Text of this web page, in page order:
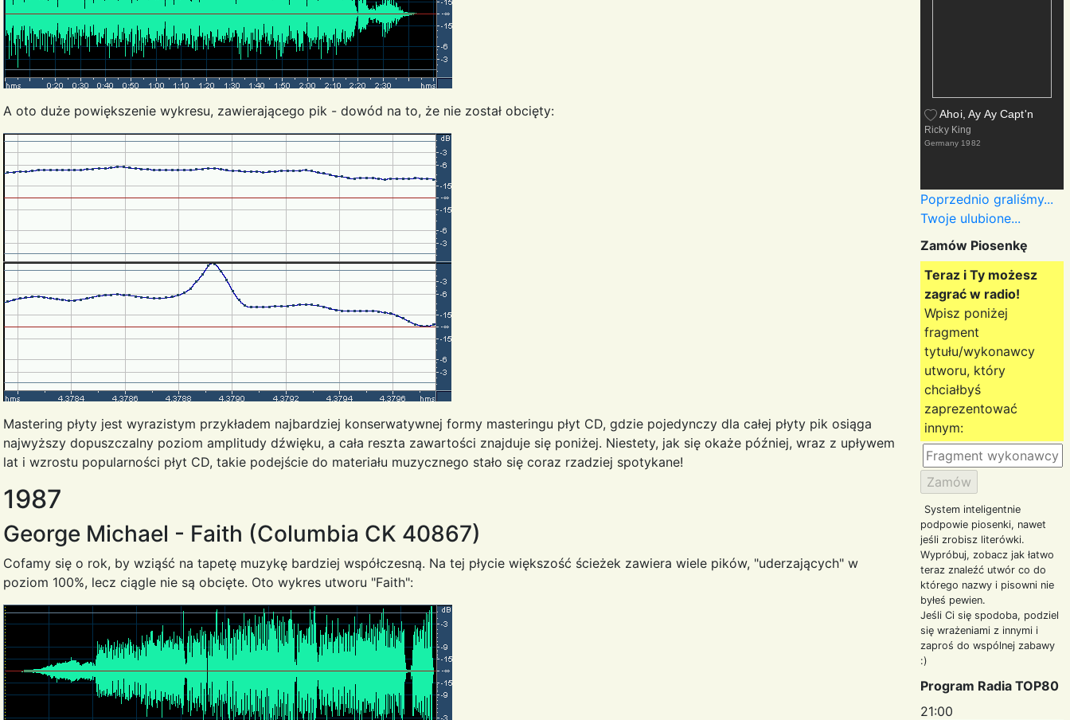
A oto duże powiększenie wykresu, zawierającego pik - dowód na to, że nie został obcięty:
Mastering płyty jest wyrazistym przykładem najbardziej konserwatywnej formy masteringu płyt CD, gdzie pojedynczy dla całej płyty pik osiąga
najwyższy dopuszczalny poziom amplitudy dźwięku, a cała reszta zawartości znajduje się poniżej. Niestety, jak się okaże później, wraz z upływem
lat i wzrostu popularności płyt CD, takie podejście do materiału muzycznego stało się coraz rzadziej spotykane!
1987
George Michael - Faith (Columbia CK 40867)
Cofamy się o rok, by wziąść na tapetę muzykę bardziej współczesną. Na tej płycie większość ścieżek zawiera wiele pików, "uderzających" w
poziom 100%, lecz ciągle nie są obcięte. Oto wykres utworu "Faith":
Ahoi, Ay Ay Capt'n
Ricky King
Germany 1982
Poprzednio graliśmy...
Twoje ulubione...
Zamów Piosenkę
Teraz i Ty możesz
zagrać w radio!
Wpisz poniżej
fragment
tytułu/wykonawcy
utworu, który
chciałbyś
zaprezentować
innym:
System inteligentnie
podpowie piosenki, nawet
jeśli zrobisz literówki.
Wypróbuj, zobacz jak łatwo
teraz znaleźć utwór co do
którego nazwy i pisowni nie
byłeś pewien.
Jeśli Ci się spodoba, podziel
się wrażeniami z innymi i
zaproś do wspólnej zabawy
:)
Program Radia TOP80
21:00